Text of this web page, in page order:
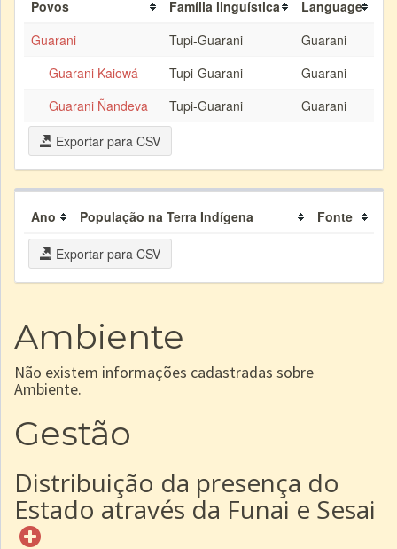
Povos Família linguística
Language
Guarani
Tupi-Guarani
Guarani
Guarani Kaiowá
Tupi-Guarani
Guarani
Guarani Ñandeva
Tupi-Guarani
Guarani
Exportar para CSV
Ano População na Terra Indígena Fonte
Exportar para CSV
Ambiente
Não existem informações cadastradas sobre
Ambiente.
Gestão
Distribuição da presença do
Estado através da Funai e Sesai